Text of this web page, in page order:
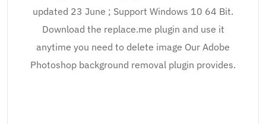
updated 23 June ; Support Windows 10 64 Bit.
Download the replace.me plugin and use it
anytime you need to delete image Our Adobe
Photoshop background removal plugin provides.